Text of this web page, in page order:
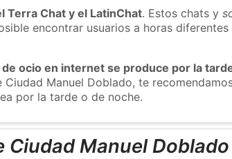
Chat y el LatinChat. Estos chats y
encontrar usuarios a horas
ocio en internet se produce por la
Manuel Doblado, te
por la tarde o de noche.
Manuel Doblado